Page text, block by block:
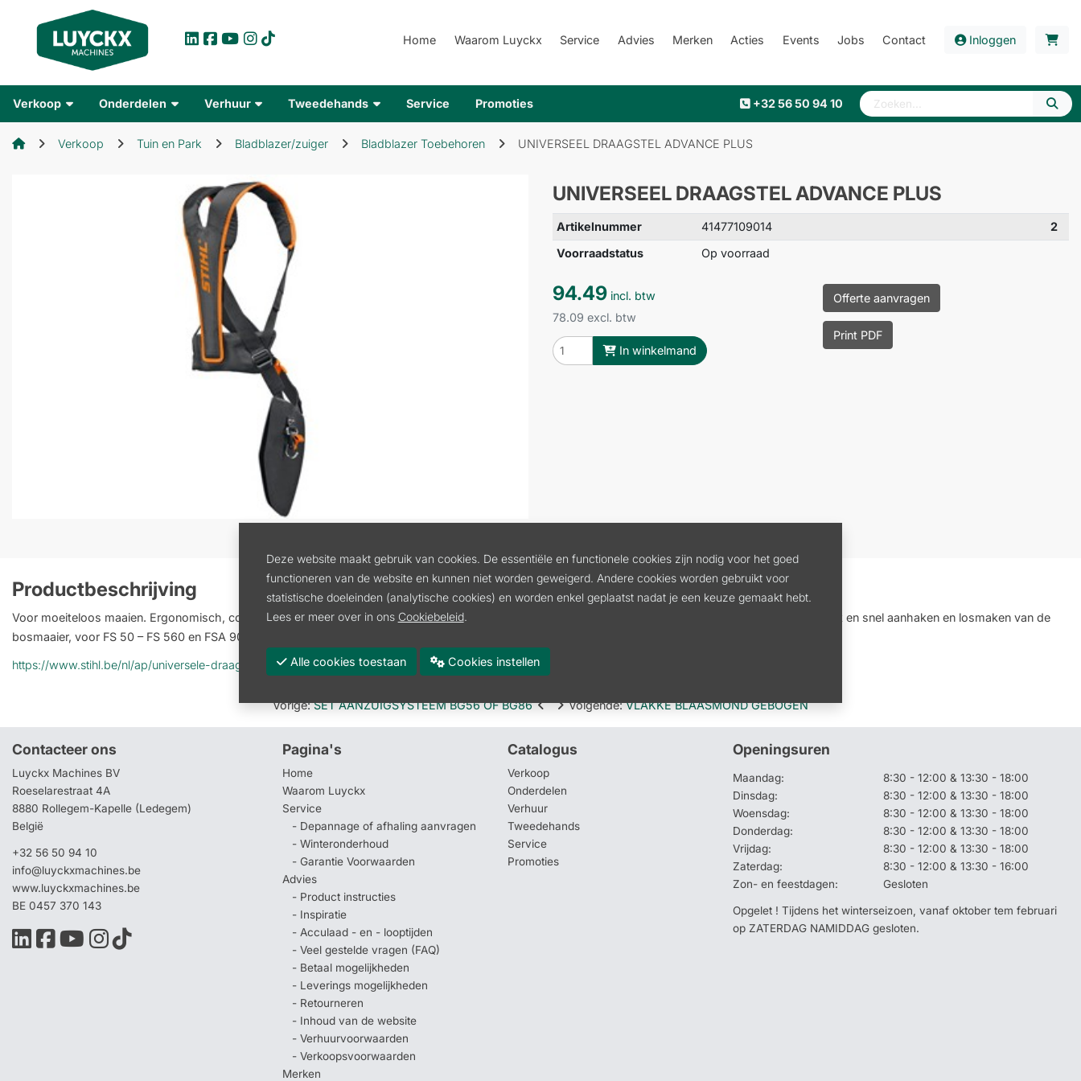
Home Waarom Luyckx Service Advies Merken Acties Events Jobs Contact Inloggen
Verkoop Onderdelen Verhuur Tweedehands Service Promoties +32 56 50 94 10
Verkoop Tuin en Park Bladblazer/zuiger Bladblazer Toebehoren UNIVERSEEL DRAAGSTEL ADVANCE PLUS
UNIVERSEEL DRAAGSTEL ADVANCE PLUS
Artikelnummer 41477109014
2
Voorraadstatus
Op voorraad
94.49 incl. btw
78.09 excl. btw
In winkelmand
Offerte aanvragen
Print PDF
Productbeschrijving
Voor moeiteloos maaien. Ergonomisch, comfortabel en licht, uitbreidbaar met borstriem en rugzak voor gereedschap. Met comforthaak voor gemakkelijk en snel aanhaken en losmaken van de
bosmaaier, voor FS 50 – FS 560 en FSA 90.
https://www.stihl.be/nl/ap/universele-draaggordel-advance-plus-2688
Vorige:SET AANZUIGSYSTEEM BG56 OF BG86 Volgende:VLAKKE BLAASMOND GEBOGEN
Contacteer ons
Luyckx Machines BV
Roeselarestraat 4A
8880 Rollegem-Kapelle (Ledegem)
België
+32 56 50 94 10
info@luyckxmachines.be
www.luyckxmachines.be
BE 0457 370 143
Pagina's
Home
Waarom Luyckx
Service
- Depannage of afhaling aanvragen
- Winteronderhoud
- Garantie Voorwaarden
Advies
- Product instructies
- Inspiratie
- Acculaad - en - looptijden
- Veel gestelde vragen (FAQ)
- Betaal mogelijkheden
- Leverings mogelijkheden
- Retourneren
- Inhoud van de website
- Verhuurvoorwaarden
- Verkoopsvoorwaarden
Merken
Catalogus
Verkoop
Onderdelen
Verhuur
Tweedehands
Service
Promoties
Openingsuren
Maandag:
8:30 - 12:00 & 13:30 - 18:00
Dinsdag:
8:30 - 12:00 & 13:30 - 18:00
Woensdag:
8:30 - 12:00 & 13:30 - 18:00
Donderdag:
8:30 - 12:00 & 13:30 - 18:00
Vrijdag:
8:30 - 12:00 & 13:30 - 18:00
Zaterdag:
8:30 - 12:00 & 13:30 - 16:00
Zon- en feestdagen:
Gesloten
Opgelet ! Tijdens het winterseizoen, vanaf oktober tem februari
op ZATERDAG NAMIDDAG gesloten.
Deze website maakt gebruik van cookies. De essentiële en functionele cookies zijn nodig voor het goed
functioneren van de website en kunnen niet worden geweigerd. Andere cookies worden gebruikt voor
statistische doeleinden (analytische cookies) en worden enkel geplaatst nadat je een keuze gemaakt hebt.
Lees er meer over in ons Cookiebeleid.
Alle cookies toestaan Cookies instellen